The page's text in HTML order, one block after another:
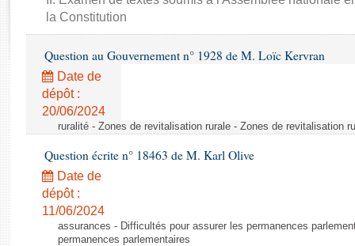
Rapports d'enquête
Rapports législatifs
Baromètre de l’application des lois
Dossiers législatifs
Budget et sécurité sociale
la Constitution
Question au Gouvernement n° 1928 de M. Loïc Kervran
Date de
dépôt :
20/06/2024
ruralité - Zones de revitalisation rurale - Zones de revitalisation
Question écrite n° 18463 de M. Karl Olive
Date de
dépôt :
11/06/2024
assurances - Difficultés pour assurer les permanences
permanences parlementaires